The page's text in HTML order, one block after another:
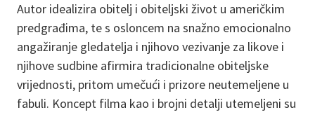
Autor idealizira obitelj i obiteljski život u američkim
predgrađima, te s osloncem na snažno emocionalno
angažiranje gledatelja i njihovo vezivanje za likove i
njihove sudbine afirmira tradicionalne obiteljske
vrijednosti, pritom umečući i prizore neutemeljene u
fabuli. Koncept filma kao i brojni detalji utemeljeni su